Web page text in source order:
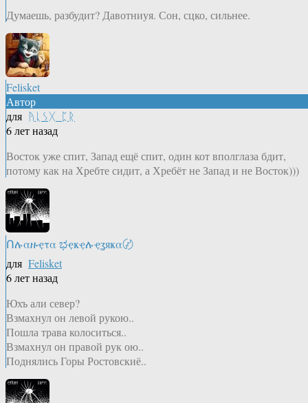
Думаешь, разбудит? Давотниуя. Сон, сцко, сильнее.
Felisket
Автор
для ᚤᚳᛊᚷ_ᛈᚱ
6 лет назад
Восток уже спит, Запад ещё спит, один кот вполглаза бдит,
потому как на Хребте сидит, а Хребёт не Запад и не Восток)))
Ոሉαዙҿτα ಭҿҝҿሉҿʓяҝα〄
для Felisket
6 лет назад
Юхъ али север?
Взмахнул он левой рукою..
Пошла трава колоситься..
Взмахнул он правой рук ою..
Поднялись Горы Ростовскиё..